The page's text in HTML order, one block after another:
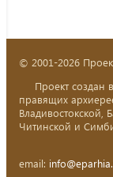
© 2001-2026
Проект создан в
правящих
Владивостокской,
Читинской и
email: